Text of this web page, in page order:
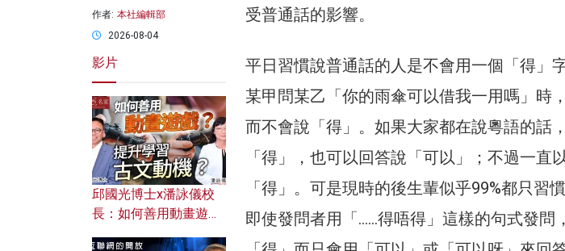
受普通話的影響。
平日習慣說普通話的人是不會用一個「得」
某甲問某乙「你的雨傘可以借我一用嗎」時
而不會說「得」。如果大家都在說粵語的話
「得」，也可以回答說「可以」；不過一直
「得」。可是現時的後生輩似乎99%都只習
即使發問者用「……得唔得」這樣的句式發問
作者: 本社編輯部
2026-08-04
影片
邱國光博士x潘詠儀校
長：如何善用動畫遊戲